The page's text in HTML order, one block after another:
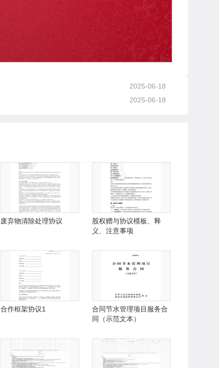
2025-06-18
2025-06-18
废弃物清除处理协议
股权赠与协议模板、释
义、注意事项
合作框架协议1
合同节水管理项目服务合
同（示范文本）